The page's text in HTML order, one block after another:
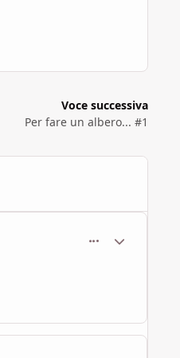
Voce successiva
Per fare un albero... #1